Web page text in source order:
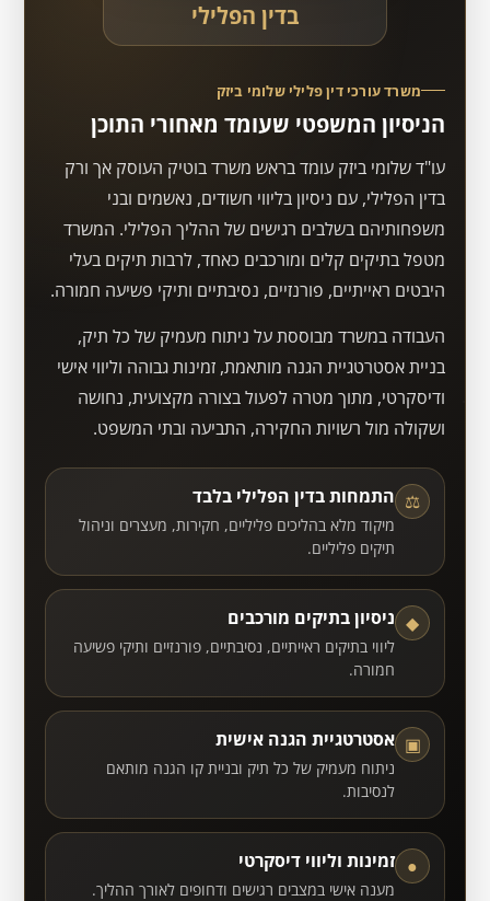
משרד עורכי דין פלילי שלומי ביזק
הניסיון המשפטי שעומד מאחורי התוכן
עו"ד שלומי ביזק עומד בראש משרד בוטיק העוסק אך ורק
בדין הפלילי, עם ניסיון בליווי חשודים, נאשמים ובני
משפחותיהם בשלבים רגישים של ההליך הפלילי. המשרד
מטפל בתיקים קלים ומורכבים כאחד, לרבות תיקים בעלי
היבטים ראייתיים, פורנזיים, נסיבתיים ותיקי פשיעה חמורה.
העבודה במשרד מבוססת על ניתוח מעמיק של כל תיק,
בניית אסטרטגיית הגנה מותאמת, זמינות גבוהה וליווי אישי
ודיסקרטי, מתוך מטרה לפעול בצורה מקצועית, נחושה
ושקולה מול רשויות החקירה, התביעה ובתי המשפט.
⚖ התמחות בדין הפלילי בלבד
מיקוד מלא בהליכים פליליים, חקירות, מעצרים וניהול
תיקים פליליים.
◆ ניסיון בתיקים מורכבים
ליווי בתיקים ראייתיים, נסיבתיים, פורנזיים ותיקי פשיעה
חמורה.
▣ אסטרטגיית הגנה אישית
ניתוח מעמיק של כל תיק ובניית קו הגנה מותאם
לנסיבות.
● זמינות וליווי דיסקרטי
מענה אישי במצבים רגישים ודחופים לאורך ההליך.
בדין הפלילי